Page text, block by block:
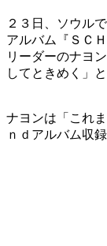
２３日、ソウル
アルバム『ＳＣ
リーダーのナヨ
してときめく」
ナヨンは「これ
ｎｄアルバム収